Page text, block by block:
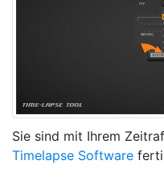
Sie sind mit Ihrem
Timelapse Software